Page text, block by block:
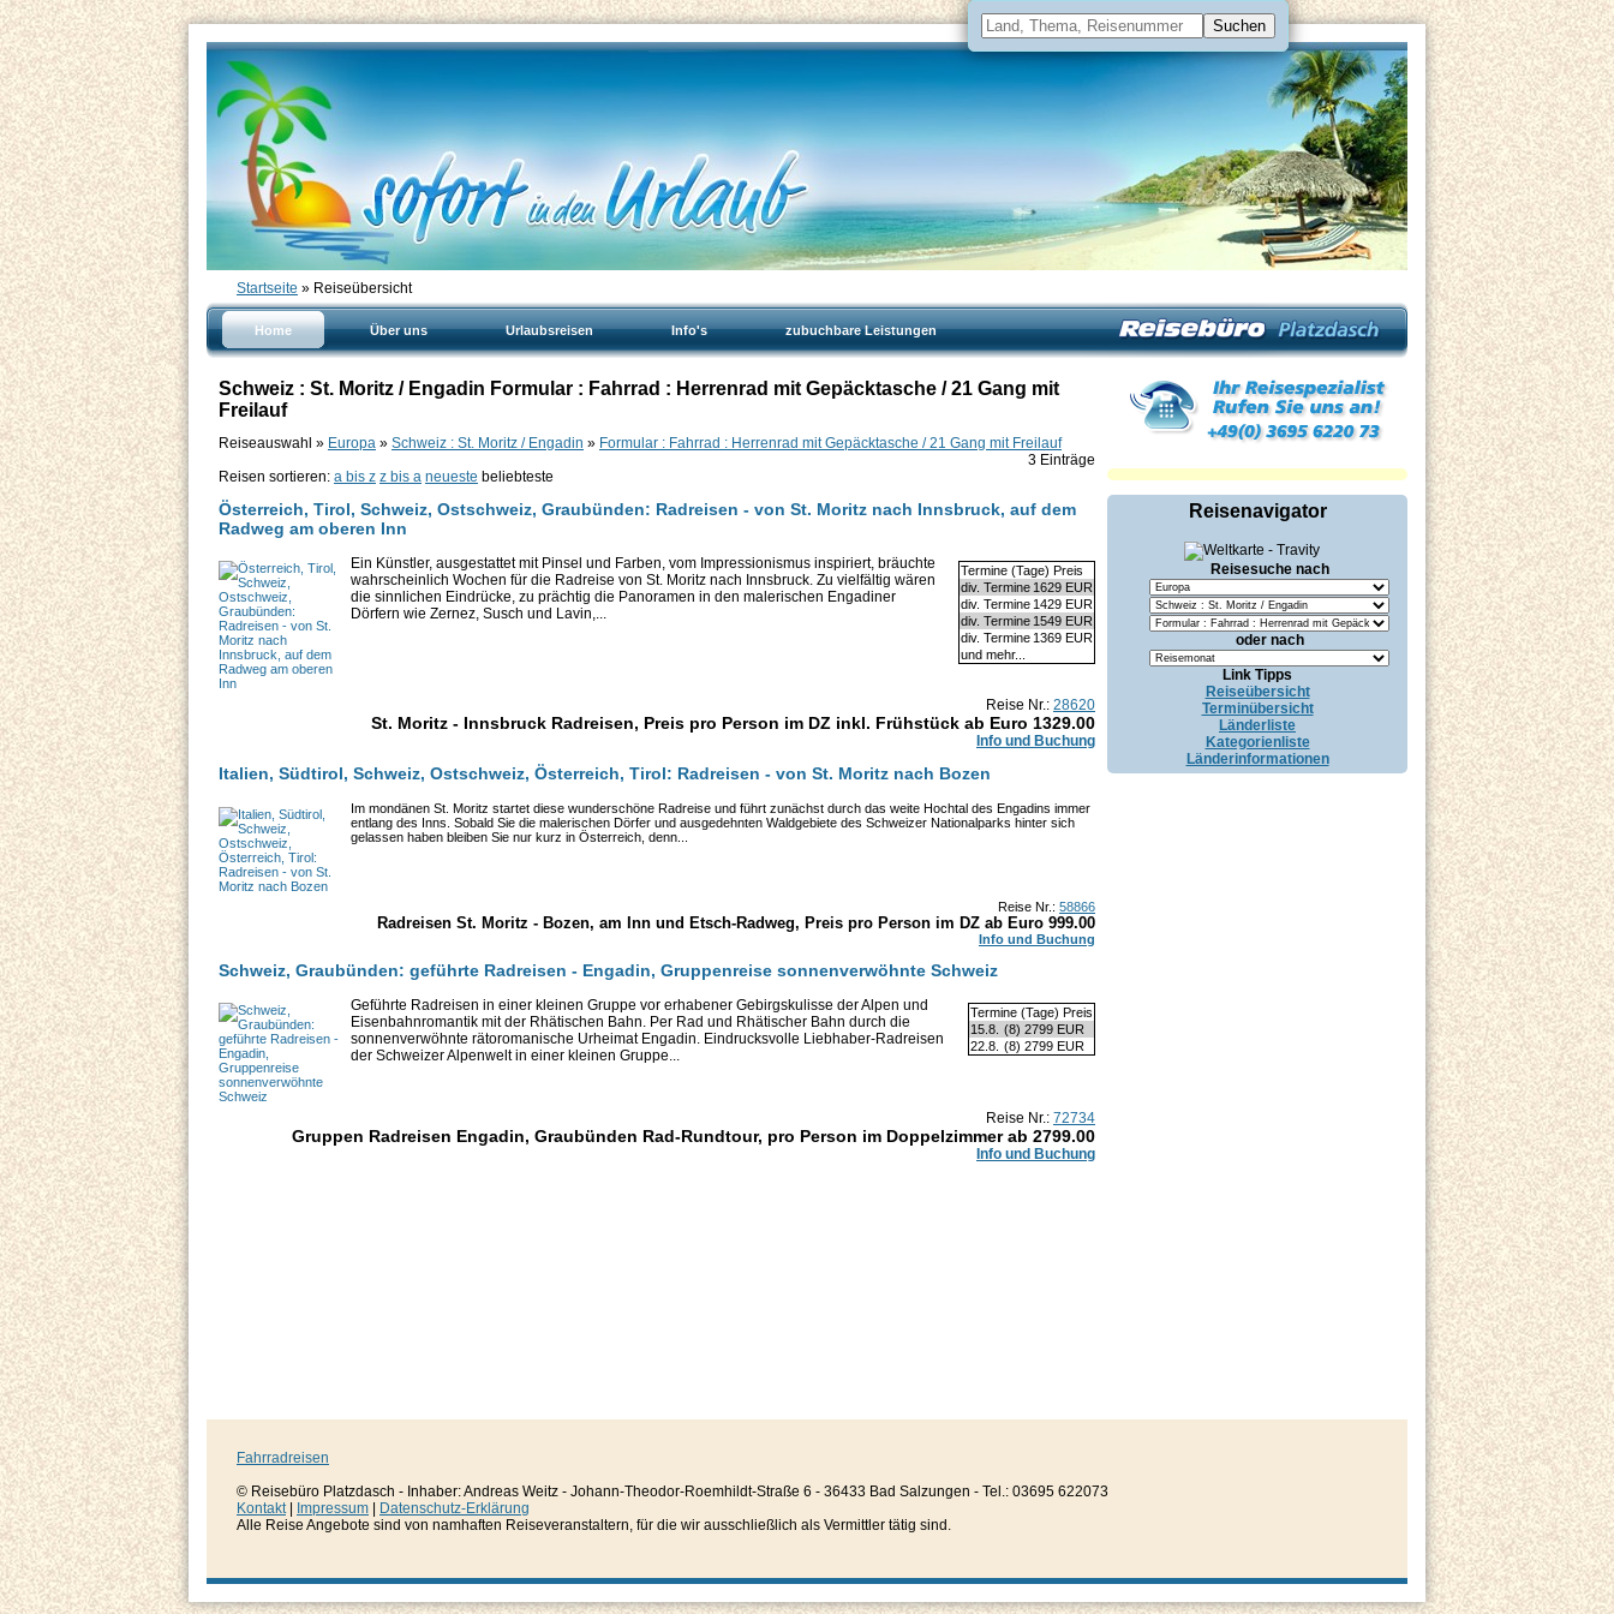
Startseite » Reiseübersicht
Home Über uns Urlaubsreisen Info's zubuchbare Leistungen
Schweiz : St. Moritz / Engadin Formular : Fahrrad : Herrenrad mit Gepäcktasche / 21 Gang mit
Freilauf
Reiseauswahl » Europa » Schweiz : St. Moritz / Engadin » Formular : Fahrrad : Herrenrad mit Gepäcktasche / 21 Gang mit Freilauf
3 Einträge
Reisen sortieren: a bis z z bis a neueste beliebteste
Österreich, Tirol, Schweiz, Ostschweiz, Graubünden: Radreisen - von St. Moritz nach Innsbruck, auf dem
Radweg am oberen Inn
Termine (Tage) Preis
div. Termine 1629 EUR
div. Termine 1429 EUR
div. Termine 1549 EUR
div. Termine 1369 EUR
und mehr...
Ein Künstler, ausgestattet mit Pinsel und Farben, vom Impressionismus inspiriert, bräuchte
wahrscheinlich Wochen für die Radreise von St. Moritz nach Innsbruck. Zu vielfältig wären
die sinnlichen Eindrücke, zu prächtig die Panoramen in den malerischen Engadiner
Dörfern wie Zernez, Susch und Lavin,...
Reise Nr.: 28620
St. Moritz - Innsbruck Radreisen, Preis pro Person im DZ inkl. Frühstück ab Euro 1329.00
Info und Buchung
Italien, Südtirol, Schweiz, Ostschweiz, Österreich, Tirol: Radreisen - von St. Moritz nach Bozen
Im mondänen St. Moritz startet diese wunderschöne Radreise und führt zunächst durch das weite Hochtal des Engadins immer
entlang des Inns. Sobald Sie die malerischen Dörfer und ausgedehnten Waldgebiete des Schweizer Nationalparks hinter sich
gelassen haben bleiben Sie nur kurz in Österreich, denn...
Reise Nr.: 58866
Radreisen St. Moritz - Bozen, am Inn und Etsch-Radweg, Preis pro Person im DZ ab Euro 999.00
Info und Buchung
Schweiz, Graubünden: geführte Radreisen - Engadin, Gruppenreise sonnenverwöhnte Schweiz
Termine (Tage) Preis
15.8. (8) 2799 EUR
22.8. (8) 2799 EUR
Geführte Radreisen in einer kleinen Gruppe vor erhabener Gebirgskulisse der Alpen und
Eisenbahnromantik mit der Rhätischen Bahn. Per Rad und Rhätischer Bahn durch die
sonnenverwöhnte rätoromanische Urheimat Engadin. Eindrucksvolle Liebhaber-Radreisen
der Schweizer Alpenwelt in einer kleinen Gruppe...
Reise Nr.: 72734
Gruppen Radreisen Engadin, Graubünden Rad-Rundtour, pro Person im Doppelzimmer ab 2799.00
Info und Buchung
Reisenavigator
Reisesuche nach
oder nach
Link Tipps
Reiseübersicht
Terminübersicht
Länderliste
Kategorienliste
Länderinformationen
Fahrradreisen
© Reisebüro Platzdasch - Inhaber: Andreas Weitz - Johann-Theodor-Roemhildt-Straße 6 - 36433 Bad Salzungen - Tel.: 03695 622073
Kontakt| Impressum
Datenschutz-Erklärung
Alle Reise Angebote sind von namhaften Reiseveranstaltern, für die wir ausschließlich als Vermittler tätig sind.